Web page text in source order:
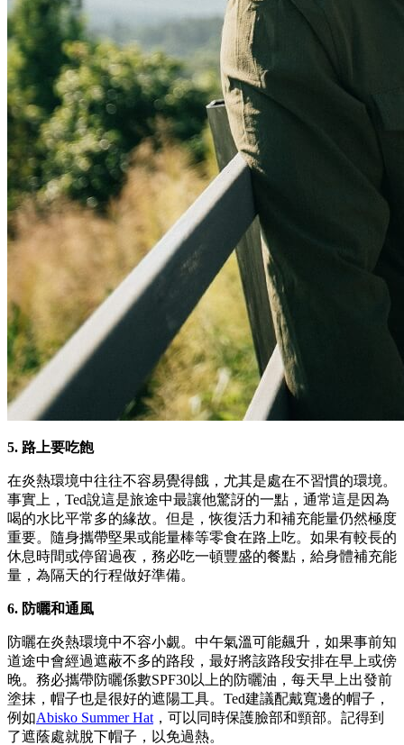
5. 路上要吃飽
在炎熱環境中往往不容易覺得餓，尤其是處在不習慣的環境。
事實上，Ted說這是旅途中最讓他驚訝的一點，通常這是因為
喝的水比平常多的緣故。但是，恢復活力和補充能量仍然極度
重要。隨身攜帶堅果或能量棒等零食在路上吃。如果有較長的
休息時間或停留過夜，務必吃一頓豐盛的餐點，給身體補充能
量，為隔天的行程做好準備。
6. 防曬和通風
防曬在炎熱環境中不容小覷。中午氣溫可能飆升，如果事前知
道途中會經過遮蔽不多的路段，最好將該路段安排在早上或傍
晚。務必攜帶防曬係數SPF30以上的防曬油，每天早上出發前
塗抹，帽子也是很好的遮陽工具。Ted建議配戴寬邊的帽子，
例如Abisko Summer Hat ，可以同時保護臉部和頸部。記得到
了遮蔭處就脫下帽子，以免過熱。